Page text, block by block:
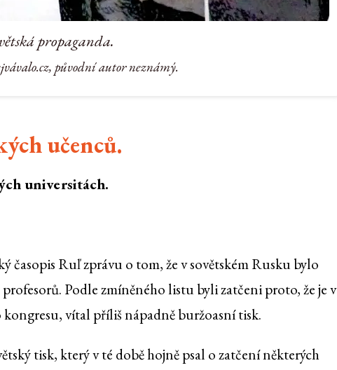
propaganda.
původní autor neznámý.
učenců.
universitách.
Ruľ zprávu o tom, že v sovětském Rusku bylo
Podle zmíněného listu byli zatčeni proto, že je v
vítal příliš nápadně buržoasní tisk.
tisk, který v té době hojně psal o zatčení některých